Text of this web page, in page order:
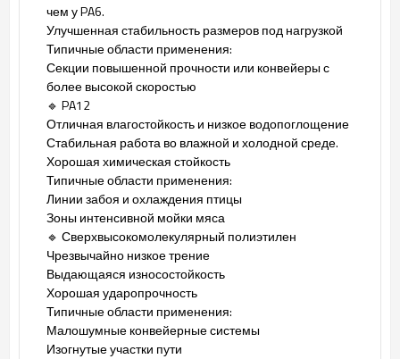
чем у PA6.
Улучшенная стабильность размеров под нагрузкой
Типичные области применения:
Секции повышенной прочности или конвейеры с
более высокой скоростью
🔹 PA12
Отличная влагостойкость и низкое водопоглощение
Стабильная работа во влажной и холодной среде.
Хорошая химическая стойкость
Типичные области применения:
Линии забоя и охлаждения птицы
Зоны интенсивной мойки мяса
🔹 Сверхвысокомолекулярный полиэтилен
Чрезвычайно низкое трение
Выдающаяся износостойкость
Хорошая ударопрочность
Типичные области применения:
Малошумные конвейерные системы
Изогнутые участки пути